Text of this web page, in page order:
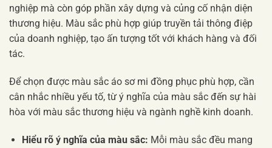
nghiệp mà còn góp phần xây dựng và củng cố nhận diện
thương hiệu. Màu sắc phù hợp giúp truyền tải thông điệp
của doanh nghiệp, tạo ấn tượng tốt với khách hàng và đối
tác.
Để chọn được màu sắc áo sơ mi đồng phục phù hợp, cần
cân nhắc nhiều yếu tố, từ ý nghĩa của màu sắc đến sự hài
hòa với màu sắc thương hiệu và ngành nghề kinh doanh.
Hiểu rõ ý nghĩa của màu sắc: Mỗi màu sắc đều mang